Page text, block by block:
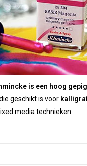
is een hoog
geschikt is voor
media technieken.